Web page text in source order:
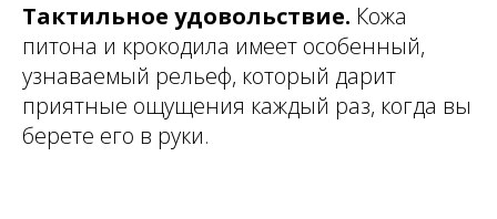
Тактильное удовольствие. Кожа
питона и крокодила имеет особенный,
узнаваемый рельеф, который дарит
приятные ощущения каждый раз, когда вы
берете его в руки.